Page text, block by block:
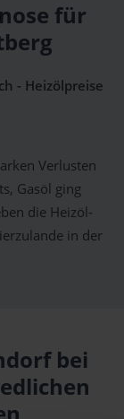
für
- Heizölpreise
Verlusten
Gasöl ging
die Heizöl-
in der
bei